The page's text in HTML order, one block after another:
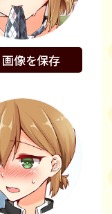
画像を保存